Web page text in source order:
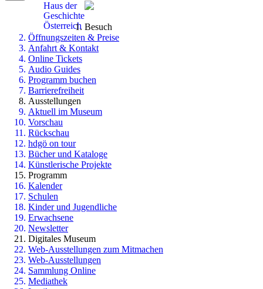
Haus der
Geschichte
Österreich Besuch
Öffnungszeiten & Preise
Anfahrt & Kontakt
Online Tickets
Audio Guides
Programm buchen
Barrierefreiheit
Ausstellungen
Aktuell im Museum
Vorschau
Rückschau
hdgö on tour
Bücher und Kataloge
Künstlerische Projekte
Programm
Kalender
Schulen
Kinder und Jugendliche
Erwachsene
Newsletter
Digitales Museum
Web-Ausstellungen zum Mitmachen
Web-Ausstellungen
Sammlung Online
Mediathek